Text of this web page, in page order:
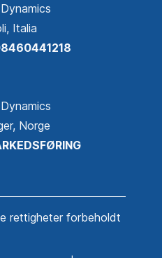
Italia
Norge
rettigheter forbeholdt